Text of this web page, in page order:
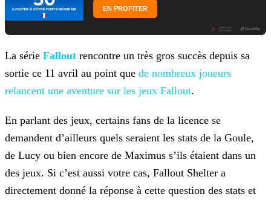
EN PROFITER
La série Fallout rencontre un très gros succès depuis sa
sortie ce 11 avril au point que de nombreux joueurs
relancent une aventure sur les jeux Fallout.
En parlant des jeux, certains fans de la licence se
demandent d’ailleurs quels seraient les stats de la Goule,
de Lucy ou bien encore de Maximus s’ils étaient dans un
des jeux. Si c’est aussi votre cas, Fallout Shelter a
directement donné la réponse à cette question des stats et